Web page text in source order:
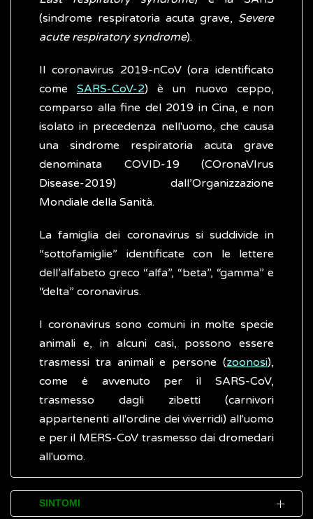
(sindrome respiratoria acuta grave, Severe
acute respiratory syndrome).
Il coronavirus 2019-nCoV (ora identificato
come SARS-CoV-2) è un nuovo ceppo,
comparso alla fine del 2019 in Cina, e non
isolato in precedenza nell'uomo, che causa
una sindrome respiratoria acuta grave
denominata COVID-19 (COronaVIrus
Disease-2019) dall’Organizzazione
Mondiale della Sanità.
La famiglia dei coronavirus si suddivide in
“sottofamiglie” identificate con le lettere
dell’alfabeto greco “alfa”, “beta”, “gamma” e
“delta” coronavirus.
I coronavirus sono comuni in molte specie
animali e, in alcuni casi, possono essere
trasmessi tra animali e persone (zoonosi),
come è avvenuto per il SARS-CoV,
trasmesso dagli zibetti (carnivori
appartenenti all'ordine dei viverridi) all'uomo
e per il MERS-CoV trasmesso dai dromedari
all'uomo.
SINTOMI